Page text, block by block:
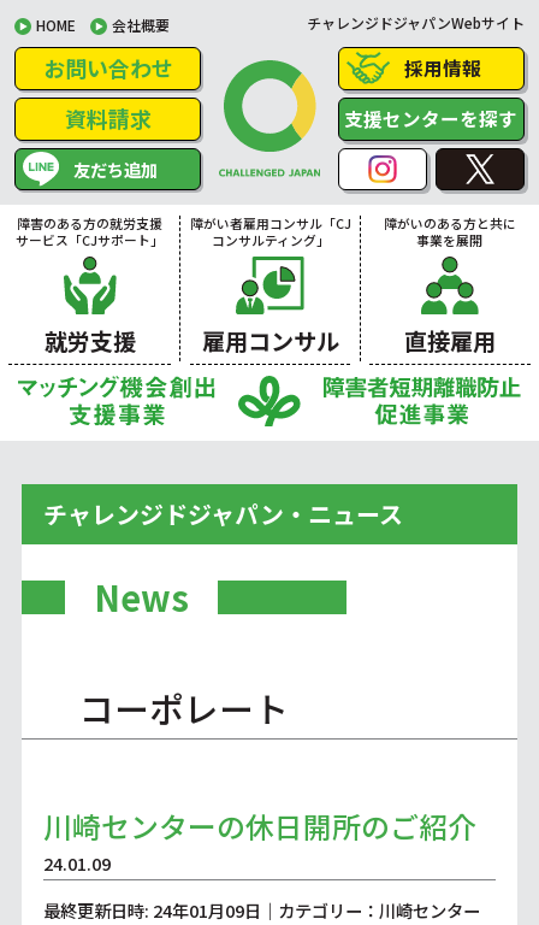
HOME 会社概要 チャレンジドジャパンWebサイト
お問い合わせ
資料請求
友だち追加
採用情報
支援センターを探す
障害のある方の就労支援
サービス「CJサポート」
就労支援
障がい者雇用コンサル「CJ
コンサルティング」
雇用コンサル
障がいのある方と共に
事業を展開
直接雇用
チャレンジドジャパン・ニュース
News
コーポレート
川崎センターの休日開所のご紹介
24.01.09
最終更新日時: 24年01月09日｜カテゴリー：川崎センター